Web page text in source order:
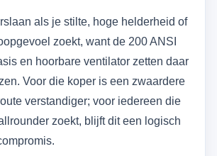
als je stilte, hoge helderheid of
zoekt, want de 200 ANSI
en hoorbare ventilator zetten daar
Voor die koper is een zwaardere
verstandiger; voor iedereen die
zoekt, blijft dit een logisch